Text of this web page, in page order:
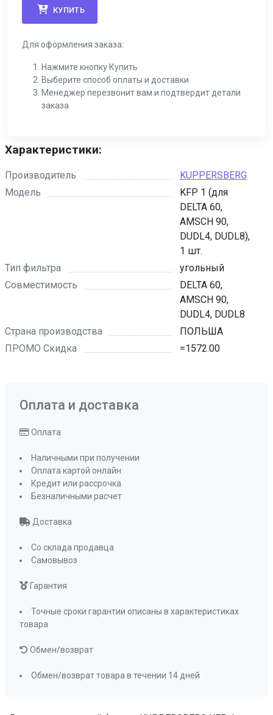
КУПИТЬ
Для оформления заказа:
Нажмите кнопку Купить
Выберите способ оплаты и доставки
Менеджер перезвонит вам и подтвердит детали
заказа
Характеристики:
Производитель
KUPPERSBERG
Модель
KFP 1 (для
DELTA 60,
AMSCH 90,
DUDL4, DUDL8),
1 шт.
Тип фильтра
угольный
Совместимость
DELTA 60,
AMSCH 90,
DUDL4, DUDL8
Страна производства
ПОЛЬША
ПРОМО Скидка
=1572.00
Оплата и доставка
Оплата
Наличными при получении
Оплата картой онлайн
Кредит или рассрочка
Безналичными расчет
Доставка
Со склада продавца
Самовывоз
Гарантия
Точные сроки гарантии описаны в характеристиках
товара
Обмен/возврат
Обмен/возврат товара в течении 14 дней